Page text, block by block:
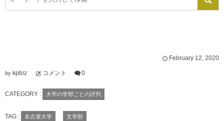
February 12, 2020
by kpbiz コメント 0
CATEGORY : 大学の学部ごとの評判
TAG : 名古屋大学 文学部